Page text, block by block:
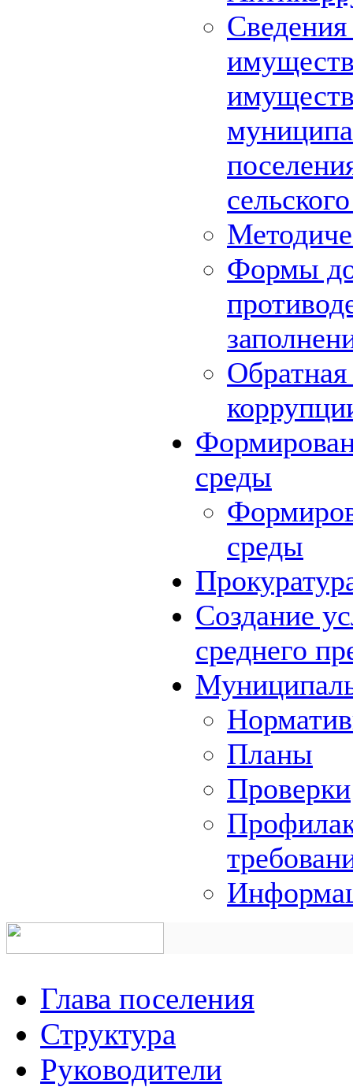
Формы
среды
среды
Создание
среднего
Планы
Проверки
Глава поселения
Структура
Руководители